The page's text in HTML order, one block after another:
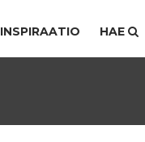
INSPIRAATIO HAE